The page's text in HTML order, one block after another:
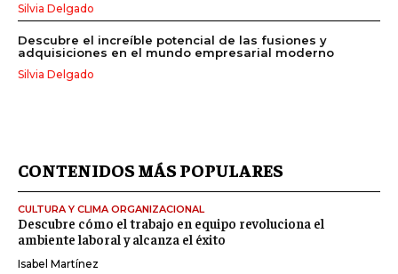
Silvia Delgado
Descubre el increíble potencial de las fusiones y
adquisiciones en el mundo empresarial moderno
Silvia Delgado
CONTENIDOS MÁS POPULARES
CULTURA Y CLIMA ORGANIZACIONAL
Descubre cómo el trabajo en equipo revoluciona el
ambiente laboral y alcanza el éxito
Isabel Martínez